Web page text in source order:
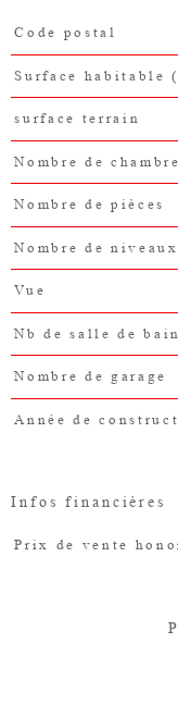
Caractéristiques Valeurs
Code postal
Surface habitable
surface terrain
Nombre de
Nombre de pièces
Nombre de niveaux
Vue
Nb de salle de
Nombre de garage
Année de
Infos financières
Caractéristiques Valeurs
Prix de vente